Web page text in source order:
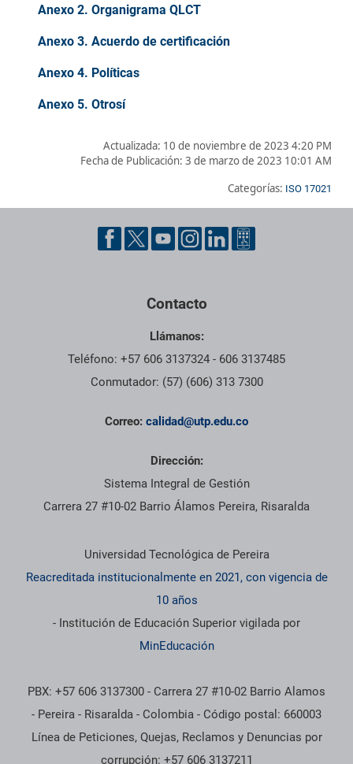
Anexo 2. Organigrama QLCT
Anexo 3. Acuerdo de certificación
Anexo 4. Políticas
Anexo 5. Otrosí
Actualizada: 10 de noviembre de 2023 4:20 PM
Fecha de Publicación: 3 de marzo de 2023 10:01 AM
Categorías: ISO 17021
Pie de página con información de contacto, redes sociales y
Contacto
Llámanos:
Teléfono: +57 606 3137324 - 606 3137485
Conmutador: (57) (606) 313 7300
Correo: calidad@utp.edu.co
Dirección:
Sistema Integral de Gestión
Carrera 27 #10-02 Barrio Álamos Pereira, Risaralda
Información institucional
Universidad Tecnológica de Pereira
Reacreditada institucionalmente en 2021, con vigencia de
10 años
- Institución de Educación Superior vigilada por
MinEducación
PBX: +57 606 3137300 - Carrera 27 #10-02 Barrio Alamos
- Pereira - Risaralda - Colombia - Código postal: 660003
Línea de Peticiones, Quejas, Reclamos y Denuncias por
corrupción: +57 606 3137211